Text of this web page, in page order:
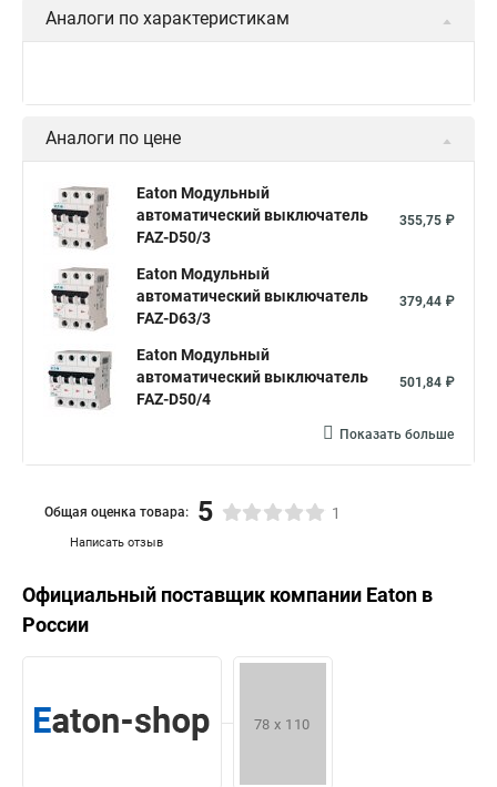
Аналоги по характеристикам
Аналоги по цене
Eaton Модульный
автоматический выключатель
FAZ-D50/3
355,75 ₽
Eaton Модульный
автоматический выключатель
FAZ-D63/3
379,44 ₽
Eaton Модульный
автоматический выключатель
FAZ-D50/4
501,84 ₽
Показать больше
Написать отзыв
Общая оценка товара: 5 1
Официальный поставщик компании Eaton в
России